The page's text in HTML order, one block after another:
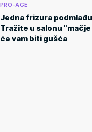
PRO-AGE
Jedna frizura
Tražite u salonu
će vam biti gušća